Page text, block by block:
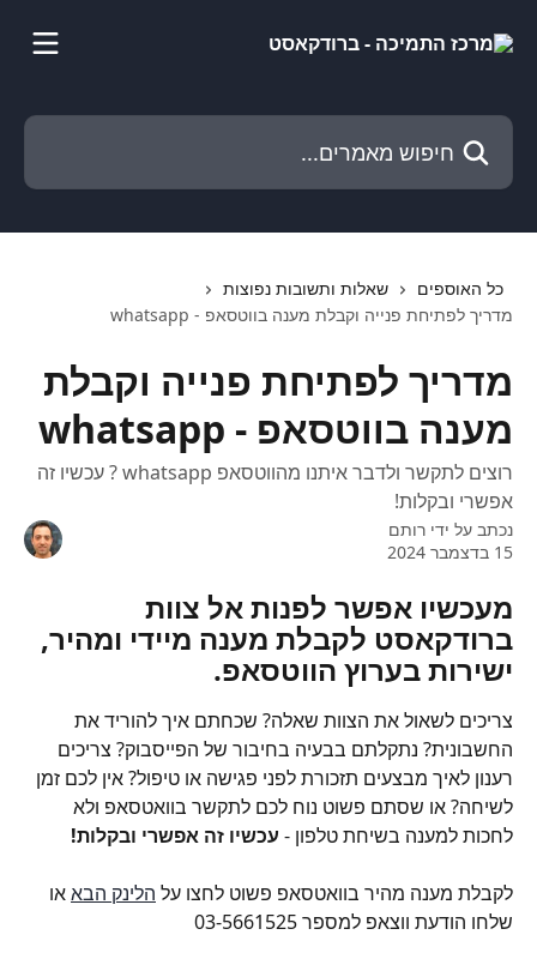
חיפוש מאמרים...
כל האוספים
שאלות ותשובות נפוצות
מדריך לפתיחת פנייה וקבלת מענה בווטסאפ - whatsapp
מדריך לפתיחת פנייה וקבלת
מענה בווטסאפ - whatsapp
רוצים לתקשר ולדבר איתנו מהווטסאפ whatsapp ? עכשיו זה
אפשרי ובקלות!
נכתב על ידי רותם
15 בדצמבר 2024
מעכשיו אפשר לפנות אל צוות
ברודקאסט לקבלת מענה מיידי ומהיר,
ישירות בערוץ הווטסאפ.
צריכים לשאול את הצוות שאלה? שכחתם איך להוריד את
החשבונית? נתקלתם בבעיה בחיבור של הפייסבוק? צריכים
רענון לאיך מבצעים תזכורת לפני פגישה או טיפול? אין לכם זמן
לשיחה? או שסתם פשוט נוח לכם לתקשר בוואטסאפ ולא
לחכות למענה בשיחת טלפון - עכשיו זה אפשרי ובקלות!
לקבלת מענה מהיר בוואטסאפ פשוט לחצו על הלינק הבא או
שלחו הודעת ווצאפ למספר 03-5661525